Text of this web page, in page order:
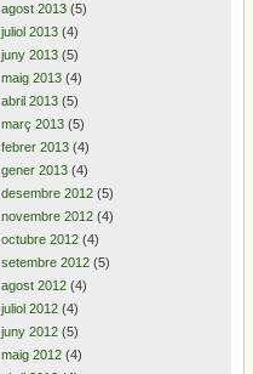
agost 2013 (5)
juliol 2013 (4)
juny 2013 (5)
maig 2013 (4)
abril 2013 (5)
març 2013 (5)
febrer 2013 (4)
gener 2013 (4)
desembre 2012 (5)
novembre 2012 (4)
octubre 2012 (4)
setembre 2012 (5)
agost 2012 (4)
juliol 2012 (4)
juny 2012 (5)
maig 2012 (4)